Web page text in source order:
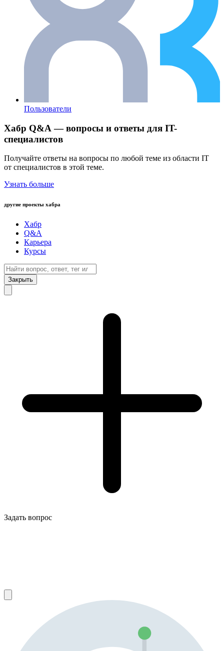
Пользователи
Хабр Q&A — вопросы и ответы для IT-
специалистов
Получайте ответы на вопросы по любой теме из области IT
от специалистов в этой теме.
Узнать больше
другие проекты хабра
Хабр
Q&A
Карьера
Курсы
Закрыть
Задать вопрос